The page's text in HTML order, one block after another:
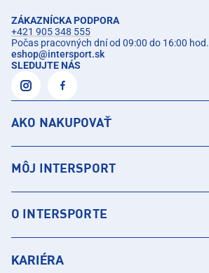
ZÁKAZNÍCKA PODPORA
+421 905 348 555
Počas pracovných dní od 09:00 do 16:00 hod.
eshop@intersport.sk
SLEDUJTE NÁS
AKO NAKUPOVAŤ
MÔJ INTERSPORT
O INTERSPORTE
KARIÉRA